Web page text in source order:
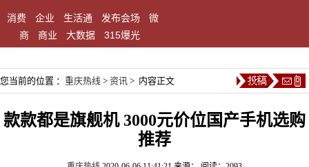
消费 企业 生活通 发布会场
微
商
商业 大数据 315爆光
您当前的位置 ： 重庆热线 > 资讯 > 内容正文
款款都是旗舰机 3000元价位国产手机选购
推荐